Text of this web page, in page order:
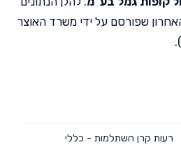
שפורסם על ידי משרד האוצר
רעות קרן השתלמות - כללי